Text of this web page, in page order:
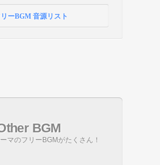
リーBGM 音源リスト
BGM
マのフリーBGMがたくさん！